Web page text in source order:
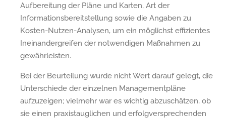
Aufbereitung der Pläne und Karten, Art der
Informationsbereitstellung sowie die Angaben zu
Kosten-Nutzen-Analysen, um ein möglichst effizientes
Ineinandergreifen der notwendigen Maßnahmen zu
gewährleisten.
Bei der Beurteilung wurde nicht Wert darauf gelegt, die
Unterschiede der einzelnen Managementpläne
aufzuzeigen; vielmehr war es wichtig abzuschätzen, ob
sie einen praxistauglichen und erfolgversprechenden